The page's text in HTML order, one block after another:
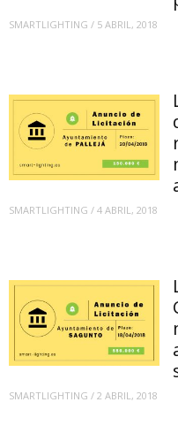
SMARTLIGHTING / 5 ABRIL, 2018
SMARTLIGHTING / 4 ABRIL, 2018
SMARTLIGHTING / 2 ABRIL, 2018